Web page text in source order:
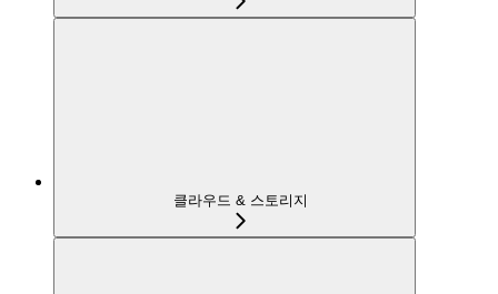
클라우드 & 스토리지